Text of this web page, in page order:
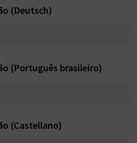
(Deutsch)
(Português brasileiro)
(Castellano)